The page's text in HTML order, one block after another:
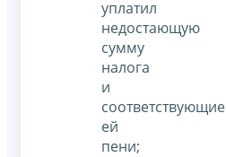
уплатил
недостающую
сумму
налога
и
соответствующие
ей
пени;